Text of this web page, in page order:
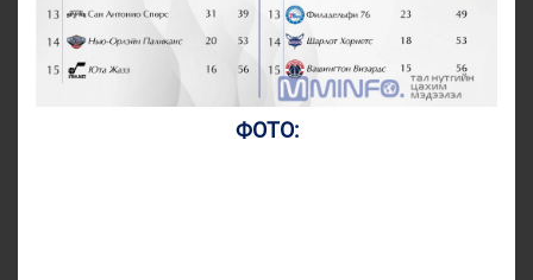
ФОТО: